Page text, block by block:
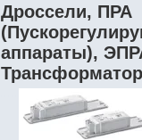
Дроссели, ПРА
аппараты),